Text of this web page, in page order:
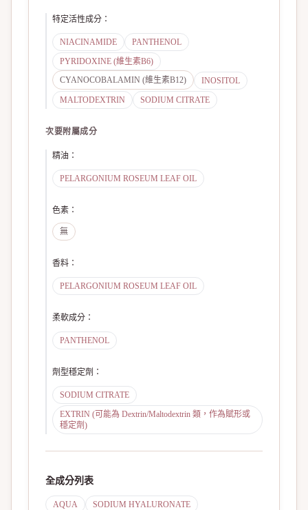
特定活性成分 ：
NIACINAMIDE
PANTHENOL
PYRIDOXINE (維生素B6)
CYANOCOBALAMIN (維生素B12)
INOSITOL
MALTODEXTRIN
SODIUM CITRATE
次要附屬成分
精油 ：
PELARGONIUM ROSEUM LEAF OIL
色素 ：
無
香料 ：
PELARGONIUM ROSEUM LEAF OIL
柔軟成分 ：
PANTHENOL
劑型穩定劑 ：
SODIUM CITRATE
EXTRIN (可能為 Dextrin/Maltodextrin 類，作為賦形或
穩定劑)
全成分列表
AQUA
SODIUM HYALURONATE